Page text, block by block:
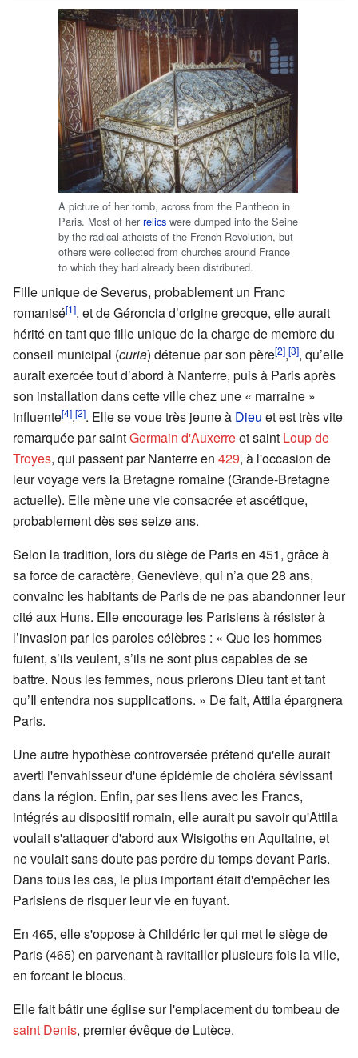
A picture of her tomb, across from the Pantheon in
Paris. Most of her relics were dumped into the Seine
by the radical atheists of the French Revolution, but
others were collected from churches around France
to which they had already been distributed.
Fille unique de Severus, probablement un Franc
romanisé[1], et de Géroncia d’origine grecque, elle aurait
hérité en tant que fille unique de la charge de membre du
conseil municipal (curia) détenue par son père[2],[3], qu’elle
aurait exercée tout d’abord à Nanterre, puis à Paris après
son installation dans cette ville chez une « marraine »
influente[4],[2]. Elle se voue très jeune à Dieu et est très vite
remarquée par saintGermain d'Auxerreet saint Loup de
Troyes, qui passent par Nanterre en 429, à l'occasion de
leur voyage vers la Bretagne romaine (Grande-Bretagne
actuelle). Elle mène une vie consacrée et ascétique,
probablement dès ses seize ans.
Selon la tradition, lors du siège de Paris en 451, grâce à
sa force de caractère, Geneviève, qui n’a que 28 ans,
convainc les habitants de Paris de ne pas abandonner leur
cité aux Huns. Elle encourage les Parisiens à résister à
l’invasion par les paroles célèbres : « Que les hommes
fuient, s’ils veulent, s’ils ne sont plus capables de se
battre. Nous les femmes, nous prierons Dieu tant et tant
qu’Il entendra nos supplications. » De fait, Attila épargnera
Paris.
Une autre hypothèse controversée prétend qu'elle aurait
averti l'envahisseur d'une épidémie de choléra sévissant
dans la région. Enfin, par ses liens avec les Francs,
intégrés au dispositif romain, elle aurait pu savoir qu'Attila
voulait s'attaquer d'abord aux Wisigoths en Aquitaine, et
ne voulait sans doute pas perdre du temps devant Paris.
Dans tous les cas, le plus important était d'empêcher les
Parisiens de risquer leur vie en fuyant.
En 465, elle s'oppose à Childéric Ier qui met le siège de
Paris (465) en parvenant à ravitailler plusieurs fois la ville,
en forcant le blocus.
Elle fait bâtir une église sur l'emplacement du tombeau de
saint Denis, premier évêque de Lutèce.